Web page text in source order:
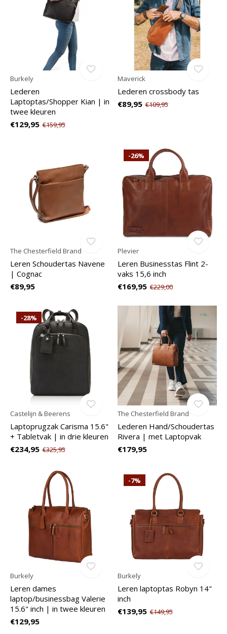
Burkely
Lederen
Laptoptas/Shopper Kian | in
twee kleuren
€129,95 €159,95
Maverick
Lederen crossbody tas
€89,95 €109,95
The Chesterfield Brand
Leren Schoudertas Navene
| Cognac
€89,95
-26%
Plevier
Leren Businesstas Flint 2-
vaks 15,6 inch
€169,95 €229,00
-28%
Castelijn & Beerens
Laptoprugzak Carisma 15.6"
+ Tabletvak | in drie kleuren
€234,95 €325,95
The Chesterfield Brand
Lederen Hand/Schoudertas
Rivera | met Laptopvak
€179,95
Burkely
Leren dames
laptop/businessbag Valerie
15.6" inch | in twee kleuren
€129,95
-7%
Burkely
Leren laptoptas Robyn 14"
inch
€139,95 €149,95